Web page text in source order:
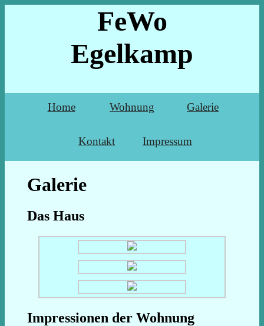
FeWo
Egelkamp
Home Wohnung Galerie
Kontakt Impressum
Galerie
Das Haus
Impressionen der Wohnung